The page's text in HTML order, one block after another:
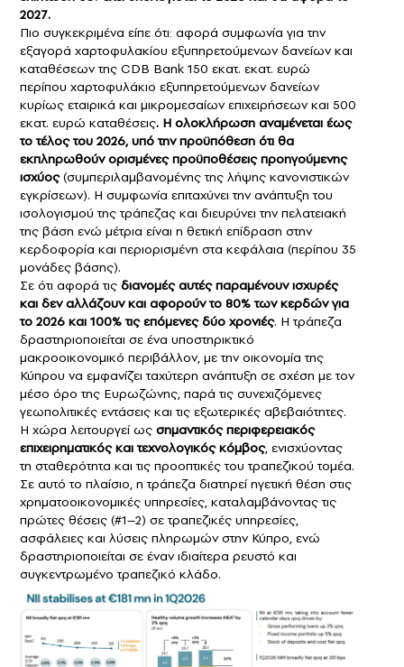
2027.
Πιο συγκεκριμένα είπε ότι: αφορά συμφωνία για την
εξαγορά χαρτοφυλακίου εξυπηρετούμενων δανείων και
καταθέσεων της CDB Bank 150 εκατ. εκατ. ευρώ
περίπου χαρτοφυλάκιο εξυπηρετούμενων δανείων
κυρίως εταιρικά και μικρομεσαίων επιχειρήσεων και 500
εκατ. ευρώ καταθέσεις. Η ολοκλήρωση αναμένεται έως
το τέλος του 2026, υπό την προϋπόθεση ότι θα
εκπληρωθούν ορισμένες προϋποθέσεις προηγούμενης
ισχύος(συμπεριλαμβανομένης της λήψης κανονιστικών
εγκρίσεων). Η συμφωνία επιταχύνει την ανάπτυξη του
ισολογισμού της τράπεζας και διευρύνει την πελατειακή
της βάση ενώ μέτρια είναι η θετική επίδραση στην
κερδοφορία και περιορισμένη στα κεφάλαια (περίπου 35
μονάδες βάσης).
Σε ότι αφορά τις διανομές αυτές παραμένουν ισχυρές
και δεν αλλάζουν και αφορούν το 80% των κερδών για
το 2026 και 100% τις επόμενες δύο χρονιές. Η τράπεζα
δραστηριοποιείται σε ένα υποστηρικτικό
μακροοικονομικό περιβάλλον, με την οικονομία της
Κύπρου να εμφανίζει ταχύτερη ανάπτυξη σε σχέση με τον
μέσο όρο της Ευρωζώνης, παρά τις συνεχιζόμενες
γεωπολιτικές εντάσεις και τις εξωτερικές αβεβαιότητες.
Η χώρα λειτουργεί ως σημαντικός περιφερειακός
επιχειρηματικός και τεχνολογικός κόμβος, ενισχύοντας
τη σταθερότητα και τις προοπτικές του τραπεζικού τομέα.
Σε αυτό το πλαίσιο, η τράπεζα διατηρεί ηγετική θέση στις
χρηματοοικονομικές υπηρεσίες, καταλαμβάνοντας τις
πρώτες θέσεις (#1–2) σε τραπεζικές υπηρεσίες,
ασφάλειες και λύσεις πληρωμών στην Κύπρο, ενώ
δραστηριοποιείται σε έναν ιδιαίτερα ρευστό και
συγκεντρωμένο τραπεζικό κλάδο.